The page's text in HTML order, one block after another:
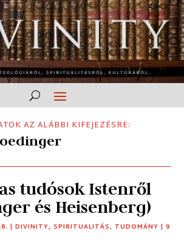
AZ ALÁBBI KIFEJEZÉSRE:
tudósok Istenről
és Heisenberg)
|DIVINITY,SPIRITUALITÁS, TUDOMÁNY | 9